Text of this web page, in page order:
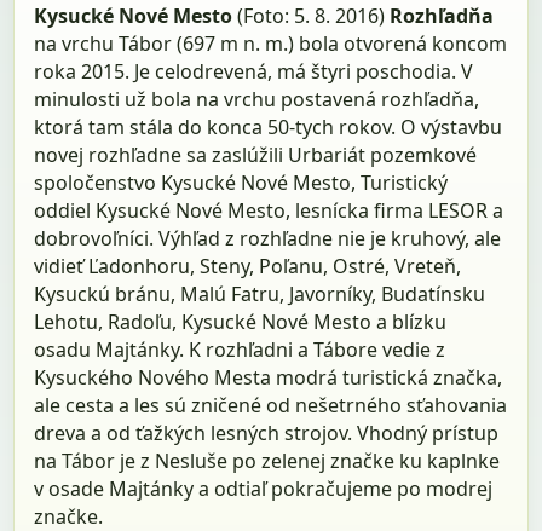
Kysucké Nové Mesto(Foto: 5. 8. 2016) Rozhľadňa
na vrchu Tábor (697 m n. m.) bola otvorená koncom
roka 2015. Je celodrevená, má štyri poschodia. V
minulosti už bola na vrchu postavená rozhľadňa,
ktorá tam stála do konca 50-tych rokov. O výstavbu
novej rozhľadne sa zaslúžili Urbariát pozemkové
spoločenstvo Kysucké Nové Mesto, Turistický
oddiel Kysucké Nové Mesto, lesnícka firma LESOR a
dobrovoľníci. Výhľad z rozhľadne nie je kruhový, ale
vidieť Ľadonhoru, Steny, Poľanu, Ostré, Vreteň,
Kysuckú bránu, Malú Fatru, Javorníky, Budatínsku
Lehotu, Radoľu, Kysucké Nové Mesto a blízku
osadu Majtánky. K rozhľadni a Tábore vedie z
Kysuckého Nového Mesta modrá turistická značka,
ale cesta a les sú zničené od nešetrného sťahovania
dreva a od ťažkých lesných strojov. Vhodný prístup
na Tábor je z Nesluše po zelenej značke ku kaplnke
v osade Majtánky a odtiaľ pokračujeme po modrej
značke.